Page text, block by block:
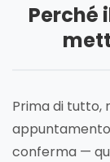
Perché
Prima di tutto,
conferma —